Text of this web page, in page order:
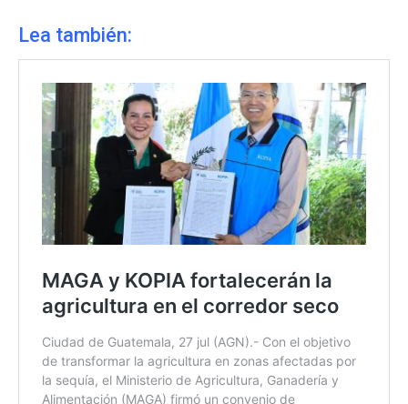
Lea también: